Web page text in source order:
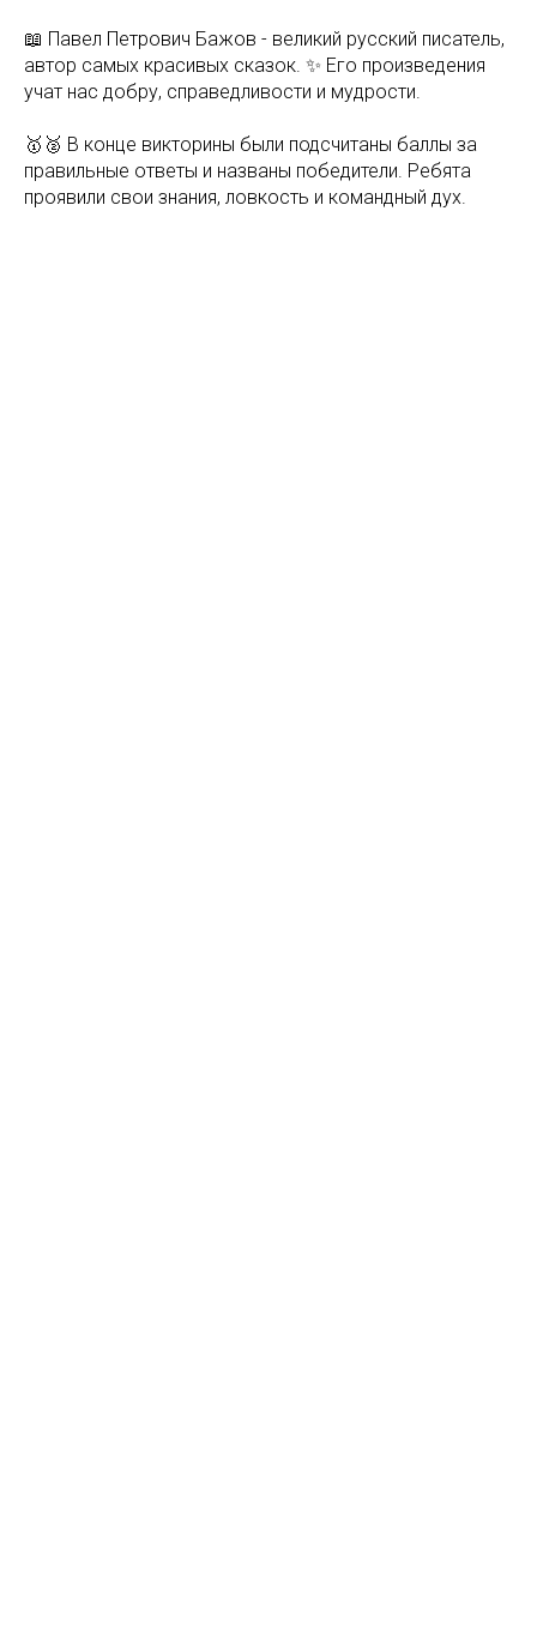
📖 Павел Петрович Бажов - великий русский писатель,
автор самых красивых сказок. ✨ Его произведения
учат нас добру, справедливости и мудрости.
🥇🥈 В конце викторины были подсчитаны баллы за
правильные ответы и названы победители. Ребята
проявили свои знания, ловкость и командный дух.